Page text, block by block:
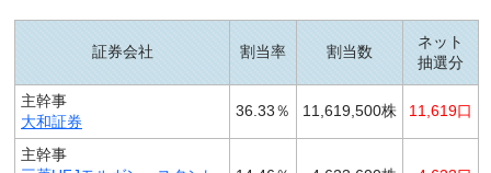
証券会社 割当率 割当数
ネット
抽選分
主幹事
大和証券
36.33％ 11,619,500株 11,619口
主幹事